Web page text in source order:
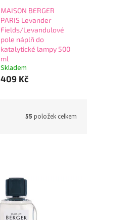
MAISON BERGER
PARIS Levander
Fields/Levandulové
pole náplň do
katalytické lampy 500
ml
Skladem
409 Kč
55 položek celkem